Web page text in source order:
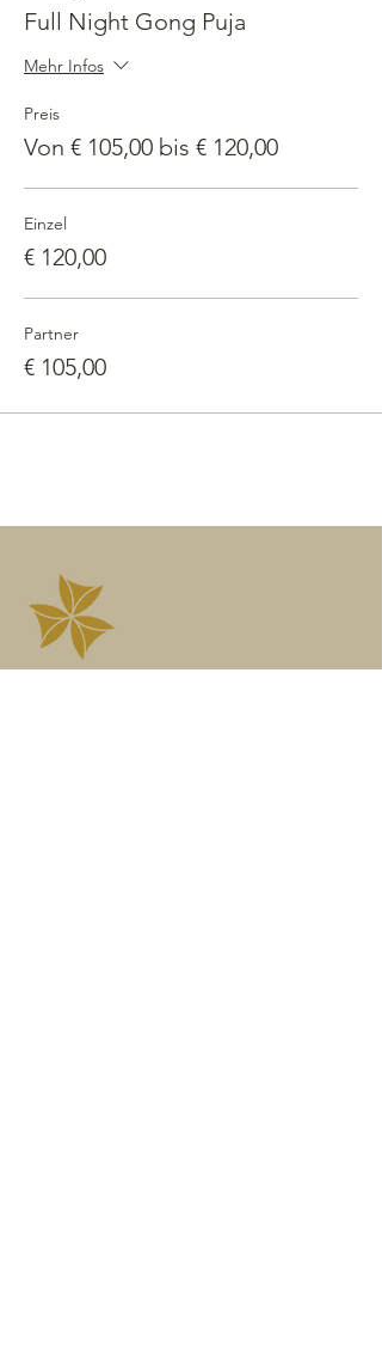
Full Night Gong Puja
Mehr Infos
Preis
Von € 105,00 bis € 120,00
Einzel
€ 120,00
Partner
€ 105,00